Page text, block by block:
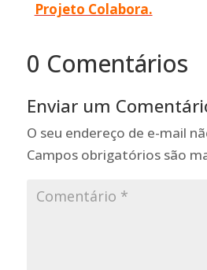
Projeto Colabora.
0 Comentários
Enviar um
O seu endereço de e-mail
Campos obrigatórios são